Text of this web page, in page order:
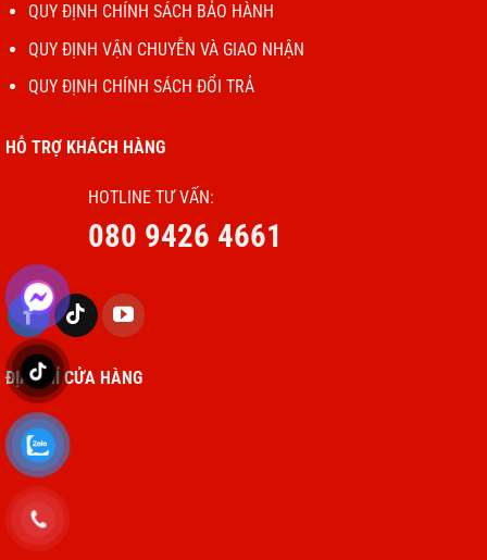
QUY ĐỊNH CHÍNH SÁCH BẢO HÀNH
QUY ĐỊNH VẬN CHUYỄN VÀ GIAO NHẬN
QUY ĐỊNH CHÍNH SÁCH ĐỔI TRẢ
HỖ TRỢ KHÁCH HÀNG
HOTLINE TƯ VẤN:
080 9426 4661
ĐỊA CHỈ CỬA HÀNG